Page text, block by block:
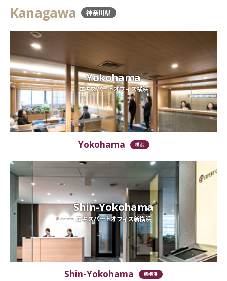
Kanagawa 神奈川県
Yokohama
エキスパートオフィス横浜
Yokohama 横浜
Shin-Yokohama
エキスパートオフィス新横浜
Shin-Yokohama 新横浜